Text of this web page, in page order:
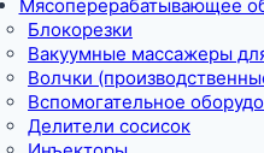
Мясоперерабатывающее
Блокорезки
Вакуумные массажеры
Волчки
Вспомогательное
Делители сосисок